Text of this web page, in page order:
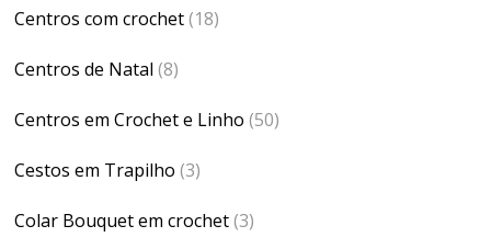
Centros com crochet(18)
Centros de Natal (8)
Centros em Crochet e Linho (50)
Cestos em Trapilho (3)
Colar Bouquet em crochet(3)